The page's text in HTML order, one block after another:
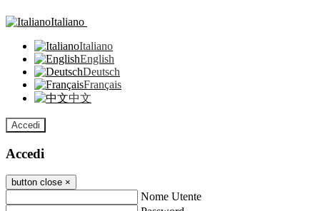
Italiano
Italiano
English
Deutsch
Français
中文
Accedi
Accedi
button close ×
Nome Utente